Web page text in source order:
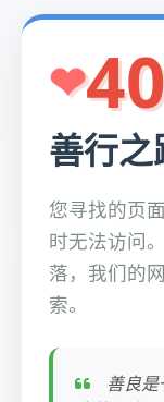
善行
您寻找的页
时无法访问
落，我们的
索。
善良